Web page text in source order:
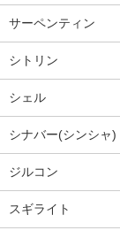
サーペンティン
シトリン
シェル
シナバー(シンシャ)
ジルコン
スギライト